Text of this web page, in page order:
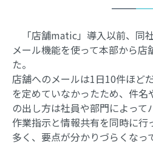
「店舗matic」導入以前、同
メール機能を使って本部から店
た。
店舗へのメールは1日10件ほど
を定めていなかったため、件名
の出し方は社員や部門によっ
作業指示と情報共有を同時に行
多く、要点が分かりづらくなっ